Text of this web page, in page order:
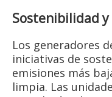
Sostenibilidad
Los generadores
iniciativas de
emisiones más
limpia. Las